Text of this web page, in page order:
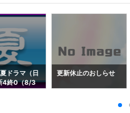
ドラマ（日
4終0（8/3
更新休止のおしらせ